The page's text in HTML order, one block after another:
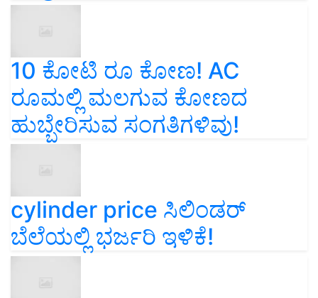
10 ಕೋಟಿ ರೂ ಕೋಣ! AC
ರೂಮಲ್ಲಿ ಮಲಗುವ ಕೋಣದ
ಹುಬ್ಬೇರಿಸುವ ಸಂಗತಿಗಳಿವು!
cylinder price ಸಿಲಿಂಡರ್‌
ಬೆಲೆಯಲ್ಲಿ ಭರ್ಜರಿ ಇಳಿಕೆ!